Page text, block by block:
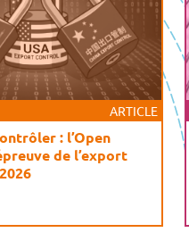
ARTICLE
: l’Open
de l’export